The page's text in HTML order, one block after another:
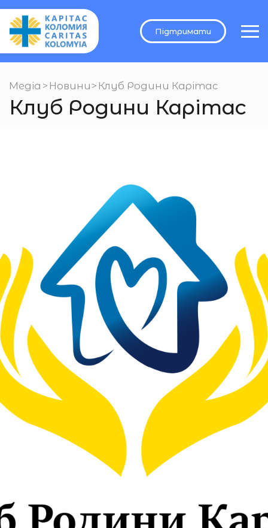
Підтримати
Медіа > Новини > Клуб Родини Карітас
Клуб Родини Карітас